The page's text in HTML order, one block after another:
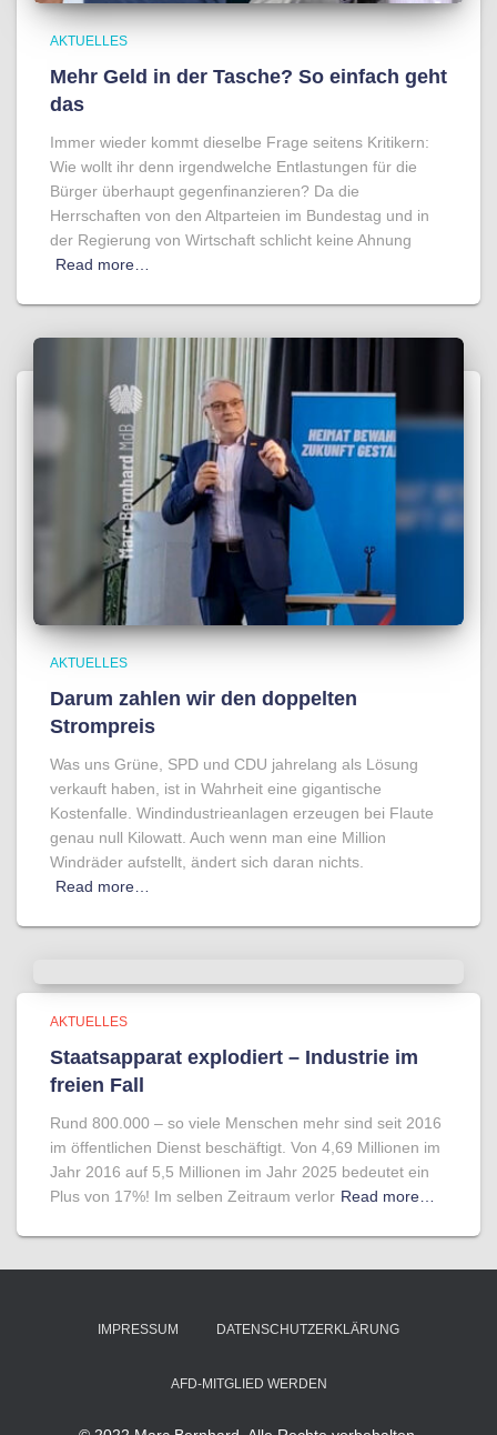
AKTUELLES
Mehr Geld in der Tasche? So einfach geht
das
Immer wieder kommt dieselbe Frage seitens Kritikern:
Wie wollt ihr denn irgendwelche Entlastungen für die
Bürger überhaupt gegenfinanzieren? Da die
Herrschaften von den Altparteien im Bundestag und in
der Regierung von Wirtschaft schlicht keine Ahnung
Read more…
AKTUELLES
Darum zahlen wir den doppelten
Strompreis
Was uns Grüne, SPD und CDU jahrelang als Lösung
verkauft haben, ist in Wahrheit eine gigantische
Kostenfalle. Windindustrieanlagen erzeugen bei Flaute
genau null Kilowatt. Auch wenn man eine Million
Windräder aufstellt, ändert sich daran nichts.
Read more…
AKTUELLES
Staatsapparat explodiert – Industrie im
freien Fall
Rund 800.000 – so viele Menschen mehr sind seit 2016
im öffentlichen Dienst beschäftigt. Von 4,69 Millionen im
Jahr 2016 auf 5,5 Millionen im Jahr 2025 bedeutet ein
Plus von 17%! Im selben Zeitraum verlor Read more…
IMPRESSUM DATENSCHUTZERKLÄRUNG
AFD-MITGLIED WERDEN